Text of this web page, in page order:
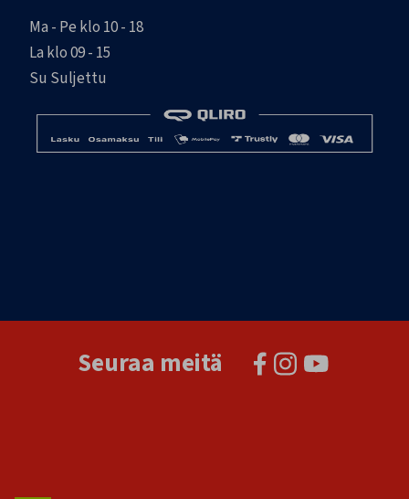
Ma - Pe klo 10 - 18
La klo 09 - 15
Su Suljettu
Seuraa meitä